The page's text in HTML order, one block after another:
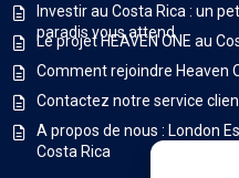
Investir au Costa Rica : un
paradis vous attend
Le projet HEAVEN ONE au
Comment rejoindre Heaven
Contactez notre service
A propos de nous : London
Costa Rica